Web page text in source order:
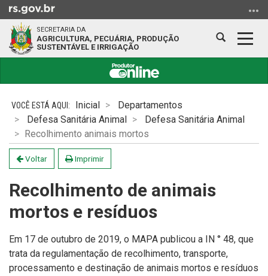
para
conteúdo
menu
para
busca
SECRETARIA DA
AGRICULTURA, PECUÁRIA, PRODUÇÃO
SUSTENTÁVEL E IRRIGAÇÃO
Abrir
conteúdo
Inicial
Departamentos
Defesa Sanitária Animal
Defesa Sanitária Animal
Recolhimento animais mortos
Voltar Imprimir
Recolhimento de animais
mortos e resíduos
Em 17 de outubro de 2019, o MAPA publicou a IN ° 48, que
trata da regulamentação de recolhimento, transporte,
processamento e destinação de animais mortos e resíduos